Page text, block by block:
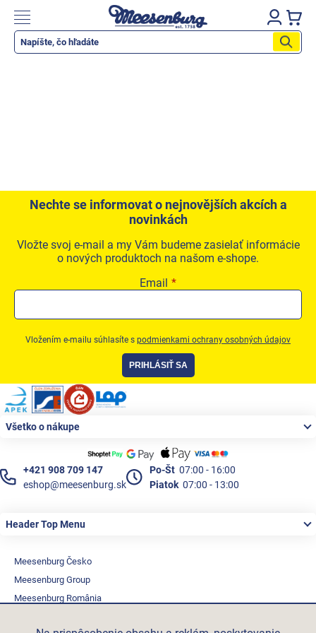
obsah
košík
Prihlásenie
Katalog produktů
Náradie a nástroje
Elektrické + AKU náradie
Zabezpečenie
Značky
Akčná ponuka
Fotovoltaické systémy
Predsadená montáž okien Triotherm+
Konfigurátor podkladových profiov
Kontakty
Nechte se informovat o nejnovějších akcích a
novinkách
Vložte svoj e-mail a my Vám budeme zasielať informácie
o nových produktoch na našom e-shope.
Email
Vložením e-mailu súhlasíte s podmienkami ochrany osobných údajov
PRIHLÁSIŤ SA
Zápätie
Všetko o nákupe
+421 908 709 147
eshop@meesenburg.sk
Po-Št 07:00 - 16:00
Piatok 07:00 - 13:00
Header Top Menu
Meesenburg Česko
Meesenburg Group
Meesenburg România